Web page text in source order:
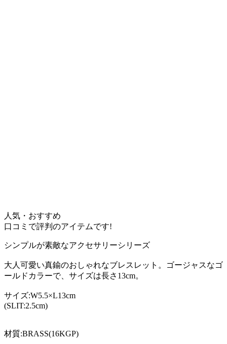
人気・おすすめ
口コミで評判のアイテムです!
シンプルが素敵なアクセサリーシリーズ
大人可愛い真鍮のおしゃれなブレスレット。ゴージャスなゴ
ールドカラーで、サイズは長さ13cm。
サイズ:W5.5×L13cm
(SLIT:2.5cm)
材質:BRASS(16KGP)